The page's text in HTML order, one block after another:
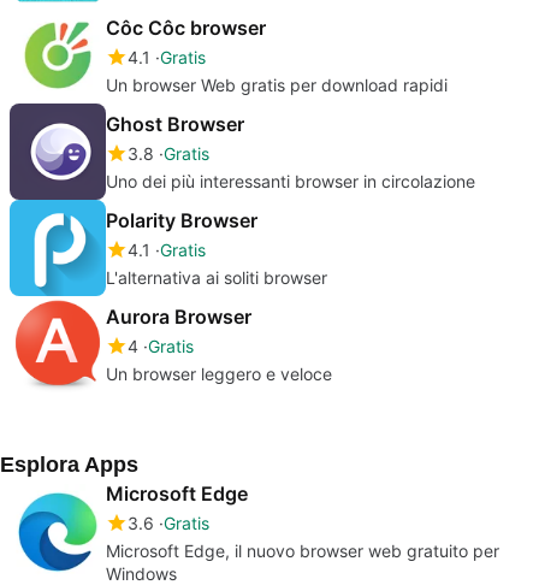
Côc Côc browser
4.1 Gratis
Un browser Web gratis per download rapidi
Ghost Browser
3.8 Gratis
Uno dei più interessanti browser in circolazione
Polarity Browser
4.1 Gratis
L'alternativa ai soliti browser
Aurora Browser
4 Gratis
Un browser leggero e veloce
Esplora Apps
Microsoft Edge
3.6 Gratis
Microsoft Edge, il nuovo browser web gratuito per
Windows